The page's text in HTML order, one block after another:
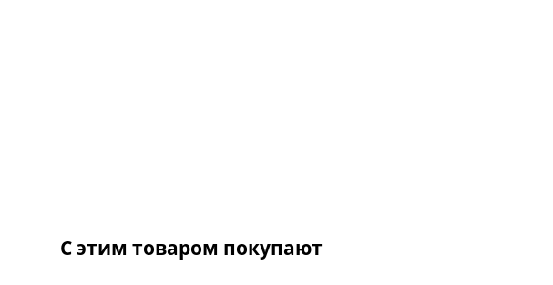
С этим товаром покупают